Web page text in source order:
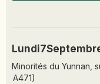
Lundi7
Minorités du Yunnan,
A471)